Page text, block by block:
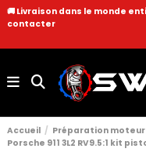
🚚 Livraison dans le monde
contacter
Accueil Préparation moteur
Porsche 911 3L2 RV9.5:1 kit